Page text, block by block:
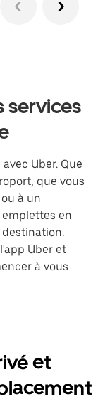
services
Uber. Que
que vous
à un
en
destination.
Uber et
à vous
et